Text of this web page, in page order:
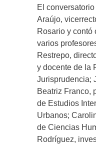
El
Araújo,
Rosario y contó
varios
Restrepo,
y docente de la
Jurisprudencia;
Beatriz Franco,
de Estudios
Urbanos;
de Ciencias
Rodríguez,